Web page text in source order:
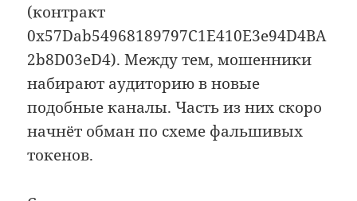
(контракт
0x57Dab54968189797C1E410E3e94D4BA
2b8D03eD4). Между тем, мошенники
набирают аудиторию в новые
подобные каналы. Часть из них скоро
начнёт обман по схеме фальшивых
токенов.